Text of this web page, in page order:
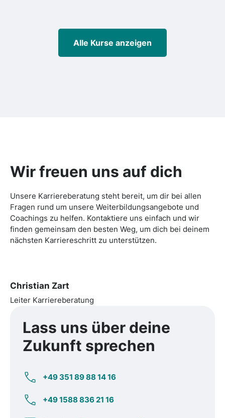
Alle Kurse anzeigen
Wir freuen uns auf dich
Unsere Karriereberatung steht bereit, um dir bei allen
Fragen rund um unsere Weiterbildungsangebote und
Coachings zu helfen. Kontaktiere uns einfach und wir
finden gemeinsam den besten Weg, um dich bei deinem
nächsten Karriereschritt zu unterstützen.
Christian Zart
Leiter Karriereberatung
Lass uns über deine
Zukunft sprechen
+49 351 89 88 14 16
+49 1588 836 21 16